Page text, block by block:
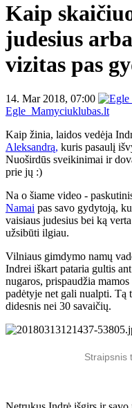
Kaip
judesius
vizitas pas
14. Mar 2018, 07:00
Egle_Mamyciuklubas.lt
Kaip žinia, laidos vedėja
Aleksandrą, kuris pasaulį
Nuoširdūs sveikinimai ir
prie jų :)
Na o šiame video -
Namai pas savo gydytoją,
vaisiaus judesius bei ką
užsibūti ilgiau.
Vilniaus gimdymo namų
Indrei iškart pataria gultis
nugaros, prispaudžia
padėtyje net gali nualpti. Tą
didesnis nei 30 savaičių.
Straipsnis